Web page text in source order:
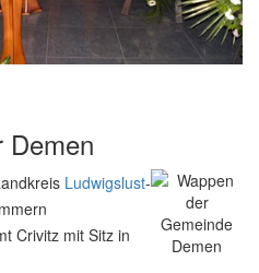
Demen
Ludwigslust-
Crivitz mit Sitz in